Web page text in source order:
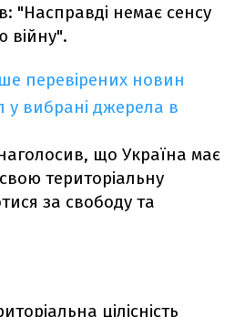
"Насправді немає сенсу
війну".
перевірених новин
у вибрані джерела в
що Україна має
територіальну
за свободу та
цілісність